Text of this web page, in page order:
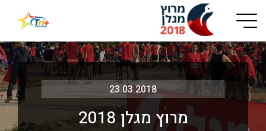
Button used only for devices with a small screen
23.03.2018
מרוץ מגלן 2018